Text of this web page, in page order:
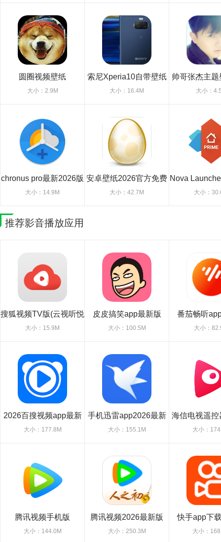
圆圈视频壁纸
大小：2.9M
索尼Xperia10自带壁纸
大小：16.4M
帅哥张杰主
大小：
chronus pro最新2026版
大小：14.9M
安卓壁纸2026官方免费
版
大小：42.7M
Nova
面)
大小：
推荐影音播放应用
搜狐视频TV版(云视听悦
厅TV)
大小：15.9M
皮皮搞笑app最新版
大小：100.5M
番茄畅听
大小：
2026百搜视频app最新
版
大小：177.8M
手机迅雷app2026最新
版
大小：155.1M
海信电视遥控
app万
大小：
腾讯视频手机版
app2026官方版
大小：144.0M
腾讯视频2026最新版
大小：250.3M
快手app下
2026
大小：